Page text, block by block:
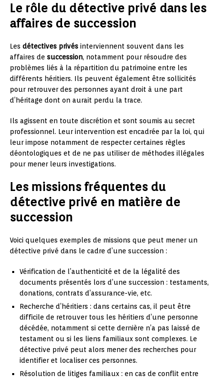
Le rôle du détective privé dans les
affaires de succession
Les détectives privés interviennent souvent dans les
affaires de succession, notamment pour résoudre des
problèmes liés à la répartition du patrimoine entre les
différents héritiers. Ils peuvent également être sollicités
pour retrouver des personnes ayant droit à une part
d’héritage dont on aurait perdu la trace.
Ils agissent en toute discrétion et sont soumis au secret
professionnel. Leur intervention est encadrée par la loi, qui
leur impose notamment de respecter certaines règles
déontologiques et de ne pas utiliser de méthodes illégales
pour mener leurs investigations.
Les missions fréquentes du
détective privé en matière de
succession
Voici quelques exemples de missions que peut mener un
détective privé dans le cadre d’une succession :
Vérification de l’authenticité et de la légalité des
documents présentés lors d’une succession : testaments,
donations, contrats d’assurance-vie, etc.
Recherche d’héritiers : dans certains cas, il peut être
difficile de retrouver tous les héritiers d’une personne
décédée, notamment si cette dernière n’a pas laissé de
testament ou si les liens familiaux sont complexes. Le
détective privé peut alors mener des recherches pour
identifier et localiser ces personnes.
Résolution de litiges familiaux : en cas de conflit entre